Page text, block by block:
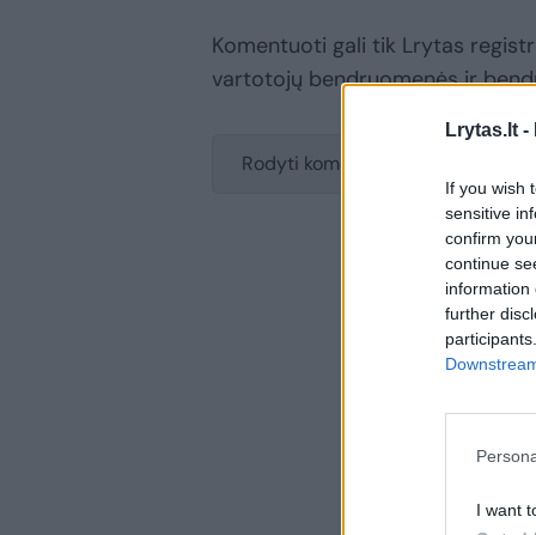
Lrytas.lt -
If you wish
sensitive
confirm
continue
information
further
I want
Komentuoti gali tik Lrytas
vartotojų bendruomenės ir
Rodyti komentarus